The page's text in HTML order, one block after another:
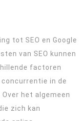
tot SEO en Google
van SEO kunnen
factoren
in de
het algemeen
zich kan